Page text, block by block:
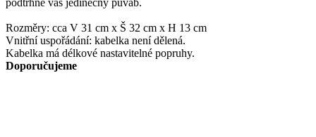
Rozměry: cca V 31 cm x Š 32 cm x H 13 cm
Vnitřní uspořádání: kabelka není dělená.
Kabelka má délkové nastavitelné popruhy.
Doporučujeme